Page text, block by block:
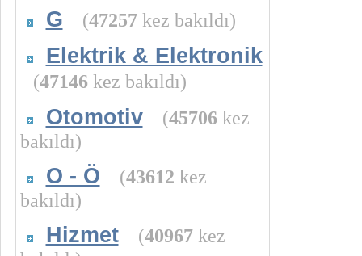
G (47257kez bakıldı)
Elektrik & Elektronik
(47146 kez bakıldı)
Otomotiv (45706 kez
bakıldı)
O - Ö (43612 kez
bakıldı)
Hizmet (40967kez